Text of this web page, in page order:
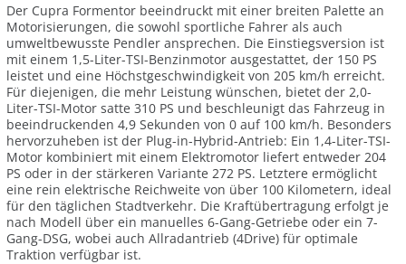
Der Cupra Formentor beeindruckt mit einer breiten Palette an
Motorisierungen, die sowohl sportliche Fahrer als auch
umweltbewusste Pendler ansprechen. Die Einstiegsversion ist
mit einem 1,5-Liter-TSI-Benzinmotor ausgestattet, der 150 PS
leistet und eine Höchstgeschwindigkeit von 205 km/h erreicht.
Für diejenigen, die mehr Leistung wünschen, bietet der 2,0-
Liter-TSI-Motor satte 310 PS und beschleunigt das Fahrzeug in
beeindruckenden 4,9 Sekunden von 0 auf 100 km/h. Besonders
hervorzuheben ist der Plug-in-Hybrid-Antrieb: Ein 1,4-Liter-TSI-
Motor kombiniert mit einem Elektromotor liefert entweder 204
PS oder in der stärkeren Variante 272 PS. Letztere ermöglicht
eine rein elektrische Reichweite von über 100 Kilometern, ideal
für den täglichen Stadtverkehr. Die Kraftübertragung erfolgt je
nach Modell über ein manuelles 6-Gang-Getriebe oder ein 7-
Gang-DSG, wobei auch Allradantrieb (4Drive) für optimale
Traktion verfügbar ist.